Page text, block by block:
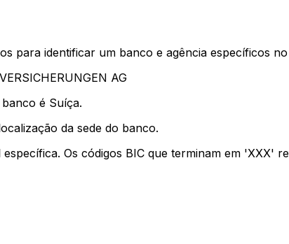
para identificar um banco e agência específicos
AG
é Suíça.
da sede do banco.
Os códigos BIC que terminam em 'XXX'